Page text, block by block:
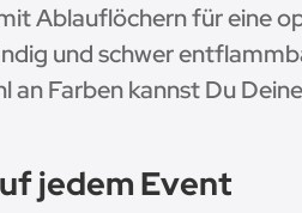
Ablauflöchern für eine
und schwer
Farben kannst Du
jedem Event